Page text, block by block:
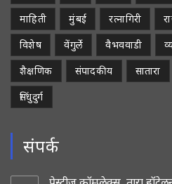
माहिती
मुंबई रत्नागिरी
विशेष
वेंगुर्ले वैभववाडी
शैक्षणिक
संपादकीय सातारा
सिंधुदुर्ग
संपर्क